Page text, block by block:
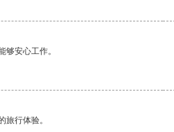
安心工作。
行体验。